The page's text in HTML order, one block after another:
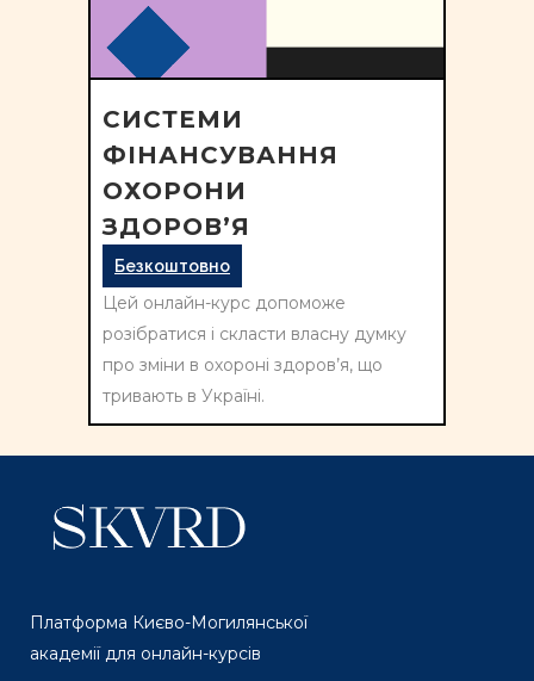
СИСТЕМИ
ФІНАНСУВАННЯ
ОХОРОНИ
ЗДОРОВ’Я
Безкоштовно
Цей онлайн-курс допоможе
розібратися і скласти власну думку
про зміни в охороні здоров’я, що
тривають в Україні.
Платформа Києво-Могилянської
академії для онлайн-курсів